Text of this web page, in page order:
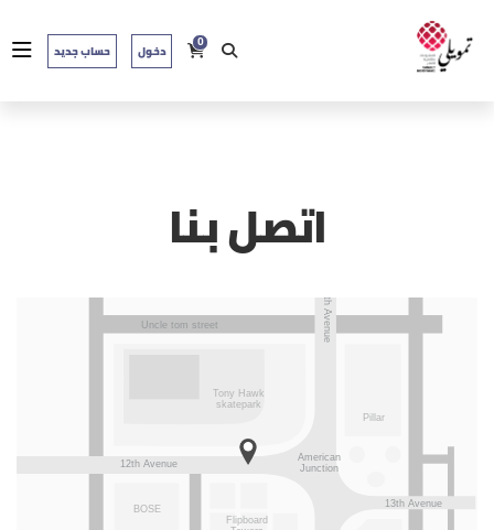
0 دخول حساب جديد
اتصل بنا